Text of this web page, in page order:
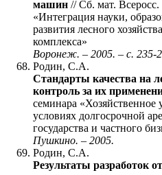
машин // Сб. мат.
«Интеграция науки,
развития лесного
комплекса»
Воронеж. – 2005. – с. 235-
Родин, С.А.
Стандарты качества на
контроль за их
семинара «Хозяйственное
условиях долгосрочной
государства и частного
Пушкино. – 2005.
Родин, С.А.
Результаты разработок